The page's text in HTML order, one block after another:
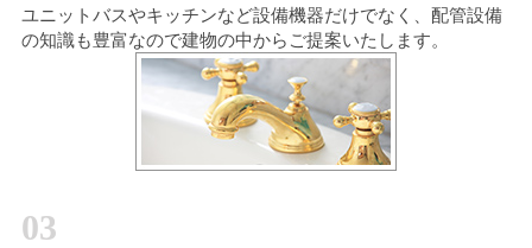
ユニットバスやキッチンなど設備機器だけでなく、配管設備
の知識も豊富なので建物の中からご提案いたします。
03